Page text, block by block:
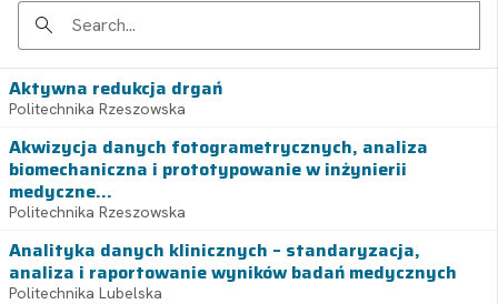
Search
Aktywna redukcja drgań
Politechnika Rzeszowska
Akwizycja danych fotogrametrycznych, analiza
biomechaniczna i prototypowanie w inżynierii
medyczne...
Politechnika Rzeszowska
Analityka danych klinicznych – standaryzacja,
analiza i raportowanie wyników badań medycznych
Politechnika Lubelska